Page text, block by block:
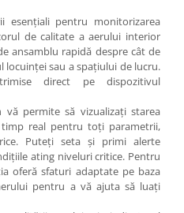
esențiali pentru monitorizarea
de calitate a aerului interior
ansamblu rapidă despre cât de
sau a spațiului de lucru.
direct pe dispozitivul
vă permite să vizualizați starea
real pentru toți parametrii,
Puteți seta și primi alerte
ating niveluri critice. Pentru
oferă sfaturi adaptate pe baza
pentru a vă ajuta să luați